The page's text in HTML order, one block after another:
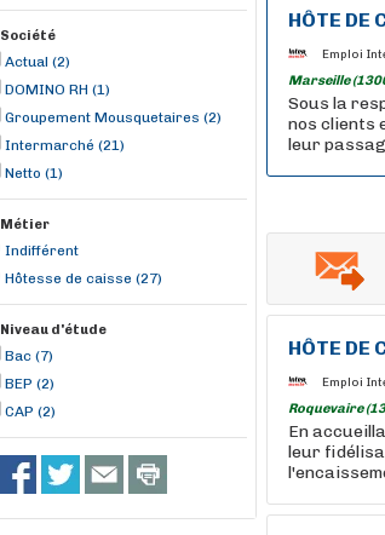
Société
Actual (2)
DOMINO RH (1)
Groupement Mousquetaires (2)
Intermarché (21)
Netto (1)
Métier
Indifférent
Hôtesse de caisse (27)
Niveau d'étude
Bac (7)
BEP (2)
CAP (2)
HÔTE DE
Emploi
Marseille
Sous la
nos clients
leur
HÔTE DE
Emploi
Roquevaire
En
leur